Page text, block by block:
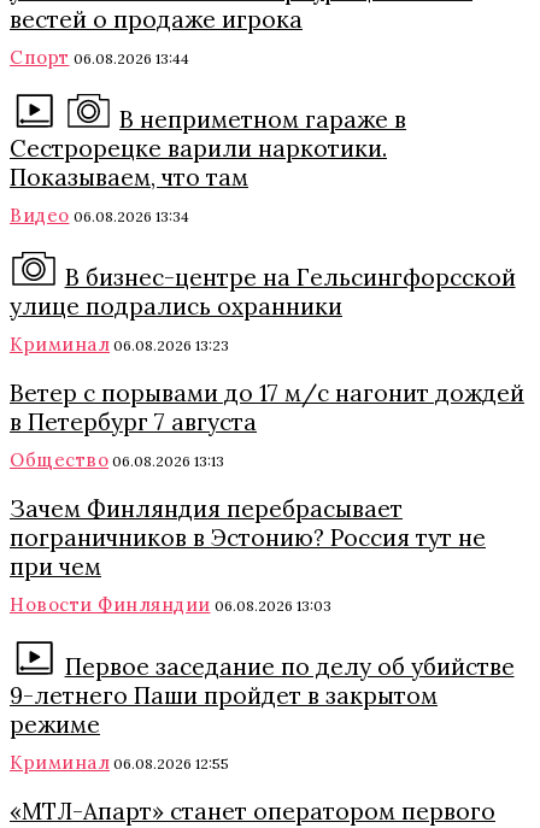
вестей о продаже игрока
Спорт 06.08.2026 13:44
В неприметном гараже в
Сестрорецке варили наркотики.
Показываем, что там
Видео 06.08.2026 13:34
В бизнес-центре на Гельсингфорсской
улице подрались охранники
Криминал 06.08.2026 13:23
Ветер с порывами до 17 м/с нагонит дождей
в Петербург 7 августа
Общество 06.08.2026 13:13
Зачем Финляндия перебрасывает
пограничников в Эстонию? Россия тут не
при чем
Новости Финляндии 06.08.2026 13:03
Первое заседание по делу об убийстве
9-летнего Паши пройдет в закрытом
режиме
Криминал 06.08.2026 12:55
«МТЛ-Апарт» станет оператором первого